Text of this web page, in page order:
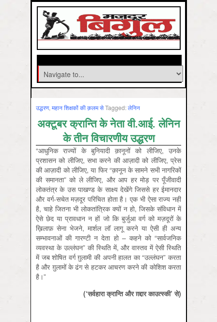
उद्धरण, महान शिक्षकों की क़लम सेTagged:लेनिन
अक्टूबर क्रान्ति के नेता वी.आई. लेनिन
के तीन विचारणीय उद्धरण
“आधुनिक राज्यों के बुनियादी क़ानूनों को लीजिए, उनके
प्रशासन को लीजिए, सभा करने की आज़ादी को लीजिए, प्रेस
की आज़ादी को लीजिए, या फिर “क़ानून के सामने सभी नागरिकों
की समानता” को ले लीजिए, और आप हर मोड़ पर पूँजीवादी
लोकतंत्र के उस पाखण्ड के साक्ष्य देखेंगे जिससे हर ईमानदार
और वर्ग-सचेत मज़दूर परिचित होता है। एक भी ऐसा राज्य नहीं
है, चाहे जितना भी लोकतांत्रिक क्यों न हो, जिसके संविधान में
ऐसे छेद या प्रावधान न हों जो कि बुर्जुआ वर्ग को मज़दूरों के
ख़िलाफ़ सेना भेजने, मार्शल लॉ लागू करने या ऐसी ही अन्य
सम्भावनाओं की गारण्टी न देता हो – कहने को “सार्वजनिक
व्यवस्था के उल्लंघन” की स्थिति में, और वास्तव में ऐसी स्थिति
में जब शोषित वर्ग ग़ुलामी की अपनी हालत का “उल्लंघन” करता
है और ग़ुलामों के ढंग से हटकर आचरण करने की कोशिश करता
है।”
(‘सर्वहाराक्रान्तिऔरग़द्दारकाउत्स्की’से)